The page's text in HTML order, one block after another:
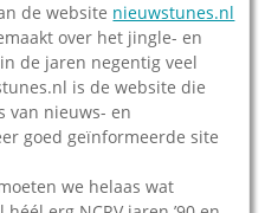
de website nieuwstunes.nl
over het jingle- en
de jaren negentig veel
is de website die
van nieuws- en
goed geïnformeerde site
we helaas wat